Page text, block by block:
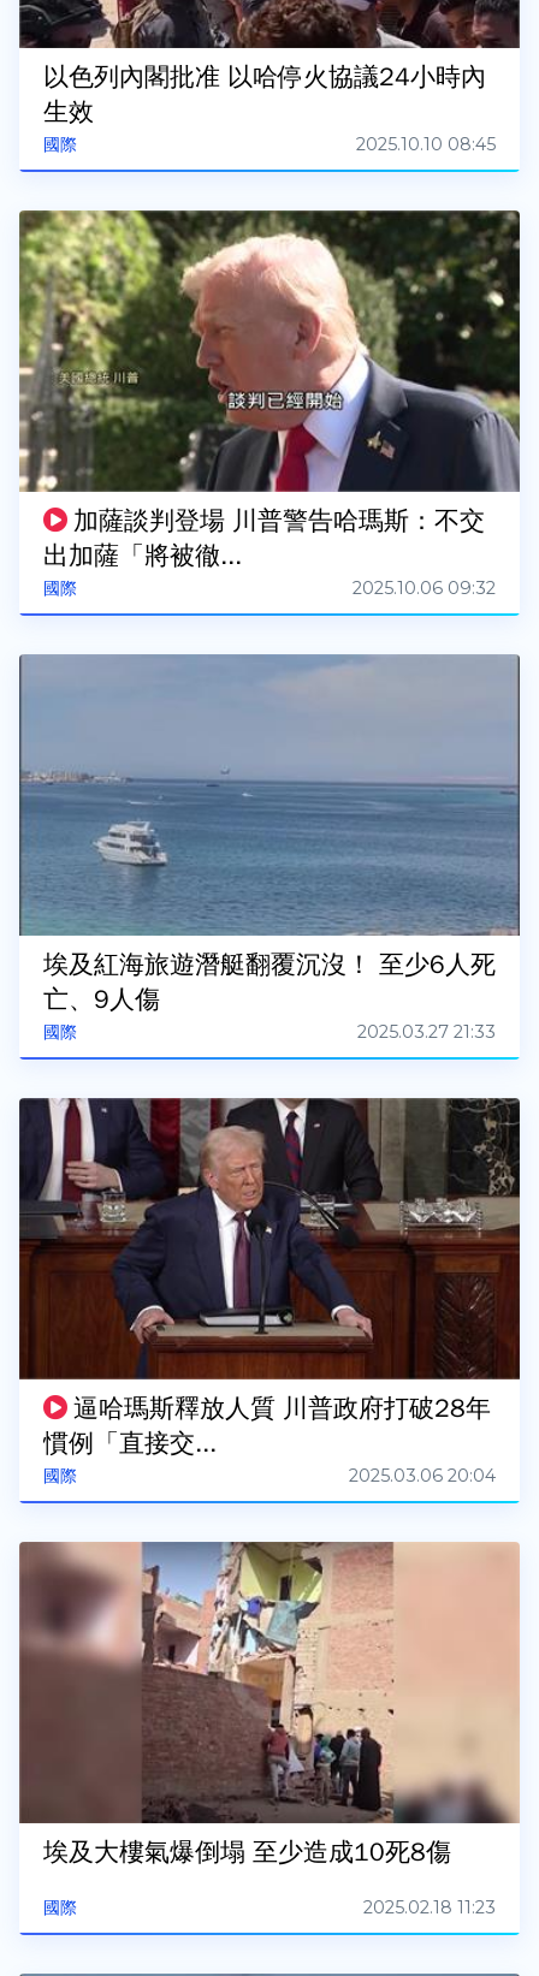
國際
以色列內閣批准 以哈停火協議24小時內
生效
2025.10.10 08:45
國際
加薩談判登場 川普警告哈瑪斯：不交
出加薩「將被徹...
2025.10.06 09:32
國際
埃及紅海旅遊潛艇翻覆沉沒！ 至少6人死
亡、9人傷
2025.03.27 21:33
國際
逼哈瑪斯釋放人質 川普政府打破28年
慣例「直接交...
2025.03.06 20:04
國際
埃及大樓氣爆倒塌 至少造成10死8傷
2025.02.18 11:23